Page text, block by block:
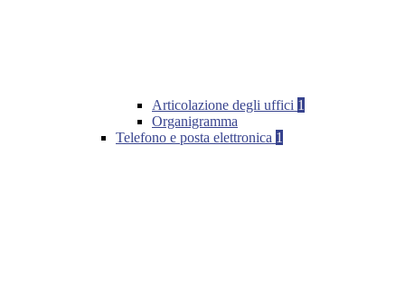
Articolazione degli uffici 1
Organigramma
Telefono e posta elettronica 1